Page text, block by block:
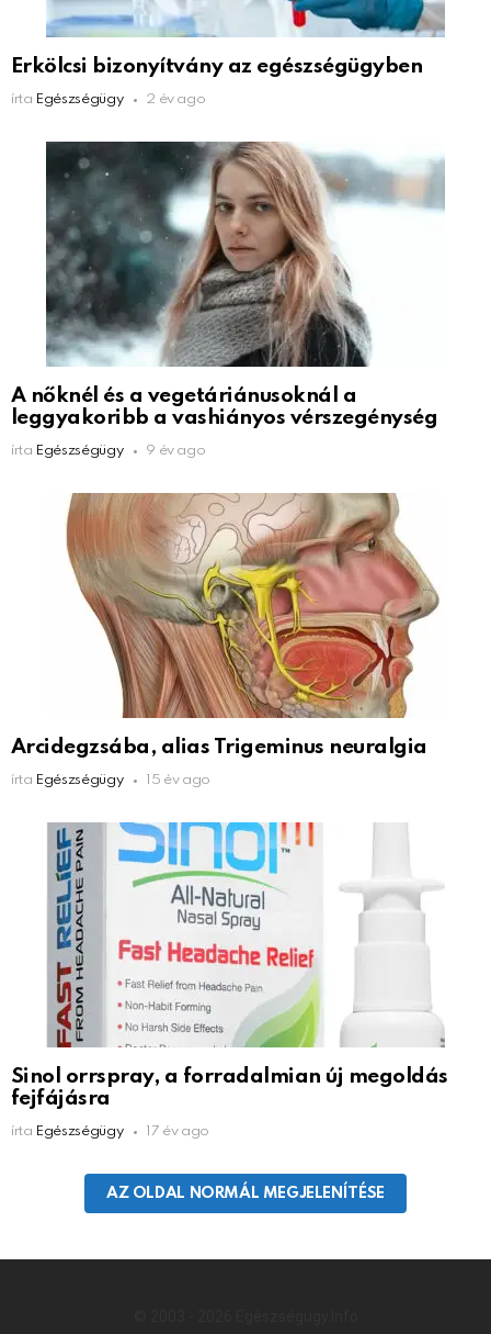
Erkölcsi bizonyítvány az egészségügyben
írta Egészségügy 2 év ago
A nőknél és a vegetáriánusoknál a
leggyakoribb a vashiányos vérszegénység
írta Egészségügy 9 év ago
Arcidegzsába, alias Trigeminus neuralgia
írta Egészségügy 15 év ago
Sinol orrspray, a forradalmian új megoldás
fejfájásra
írta Egészségügy 17 év ago
AZ OLDAL NORMÁL MEGJELENÍTÉSE